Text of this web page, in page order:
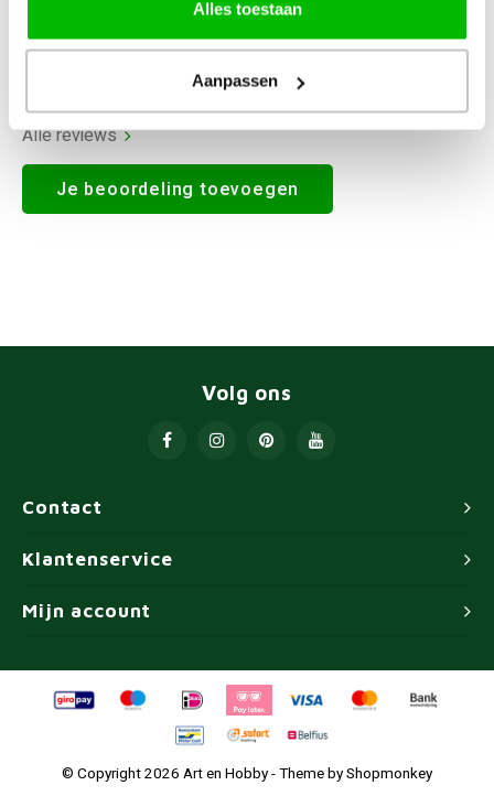
Alles toestaan
Aanpassen
Alle reviews
Je beoordeling toevoegen
Contact
Volg ons
Klantenservice
Mijn account
© Copyright 2026 Art en Hobby - Theme byShopmonkey